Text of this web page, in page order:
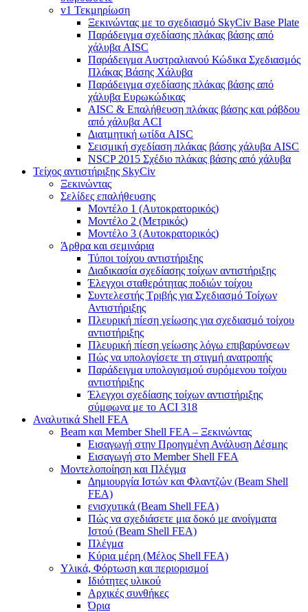
v1 Τεκμηρίωση
Ξεκινώντας με το σχεδιασμό SkyCiv Base Plate
Παράδειγμα σχεδίασης πλάκας βάσης από
χάλυβα AISC
Παράδειγμα Αυστραλιανού Κώδικα Σχεδιασμός
Πλάκας Βάσης Χάλυβα
Παράδειγμα σχεδίασης πλάκας βάσης από
χάλυβα Ευρωκώδικας
AISC & Επαλήθευση πλάκας βάσης και ράβδου
από χάλυβα ACI
Διατμητική ωτίδα AISC
Σεισμική σχεδίαση πλάκας βάσης χάλυβα AISC
NSCP 2015 Σχέδιο πλάκας βάσης από χάλυβα
Τείχος αντιστήριξης SkyCiv
Ξεκινώντας
Σελίδες επαλήθευσης
Μοντέλο 1 (Αυτοκρατορικός)
Μοντέλο 2 (Μετρικός)
Μοντέλο 3 (Αυτοκρατορικός)
Άρθρα και σεμινάρια
Τύποι τοίχου αντιστήριξης
Διαδικασία σχεδίασης τοίχων αντιστήριξης
Έλεγχοι σταθερότητας ποδιών τοίχου
Συντελεστής Τριβής για Σχεδιασμό Τοίχων
Αντιστήριξης
Πλευρική πίεση γείωσης για σχεδιασμό τοίχου
αντιστήριξης
Πλευρική πίεση γείωσης λόγω επιβαρύνσεων
Πώς να υπολογίσετε τη στιγμή ανατροπής
Παράδειγμα υπολογισμού συρόμενου τοίχου
αντιστήριξης
Έλεγχοι σχεδίασης τοίχων αντιστήριξης
σύμφωνα με το ACI 318
Αναλυτικά Shell FEA
Beam και Member Shell FEA – Ξεκινώντας
Εισαγωγή στην Προηγμένη Ανάλυση Δέσμης
Εισαγωγή στο Member Shell FEA
Μοντελοποίηση και Πλέγμα
Δημιουργία Ιστών και Φλαντζών (Beam Shell
FEA)
ενισχυτικά (Beam Shell FEA)
Πώς να σχεδιάσετε μια δοκό με ανοίγματα
Ιστού (Beam Shell FEA)
Πλέγμα
Κύρια μέρη (Μέλος Shell FEA)
Υλικά, Φόρτωση και περιορισμοί
Ιδιότητες υλικού
Αρχικές συνθήκες
Όρια